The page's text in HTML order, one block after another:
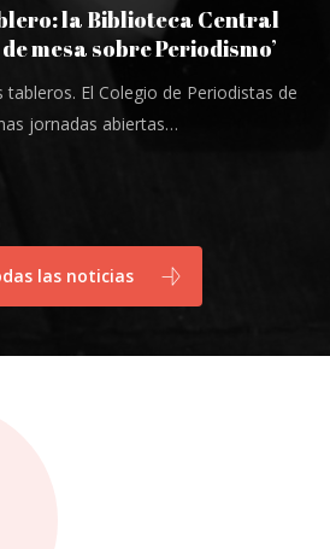
la Biblioteca Central
mesa sobre Periodismo’
El Colegio de Periodistas de
jornadas abiertas…
las noticias